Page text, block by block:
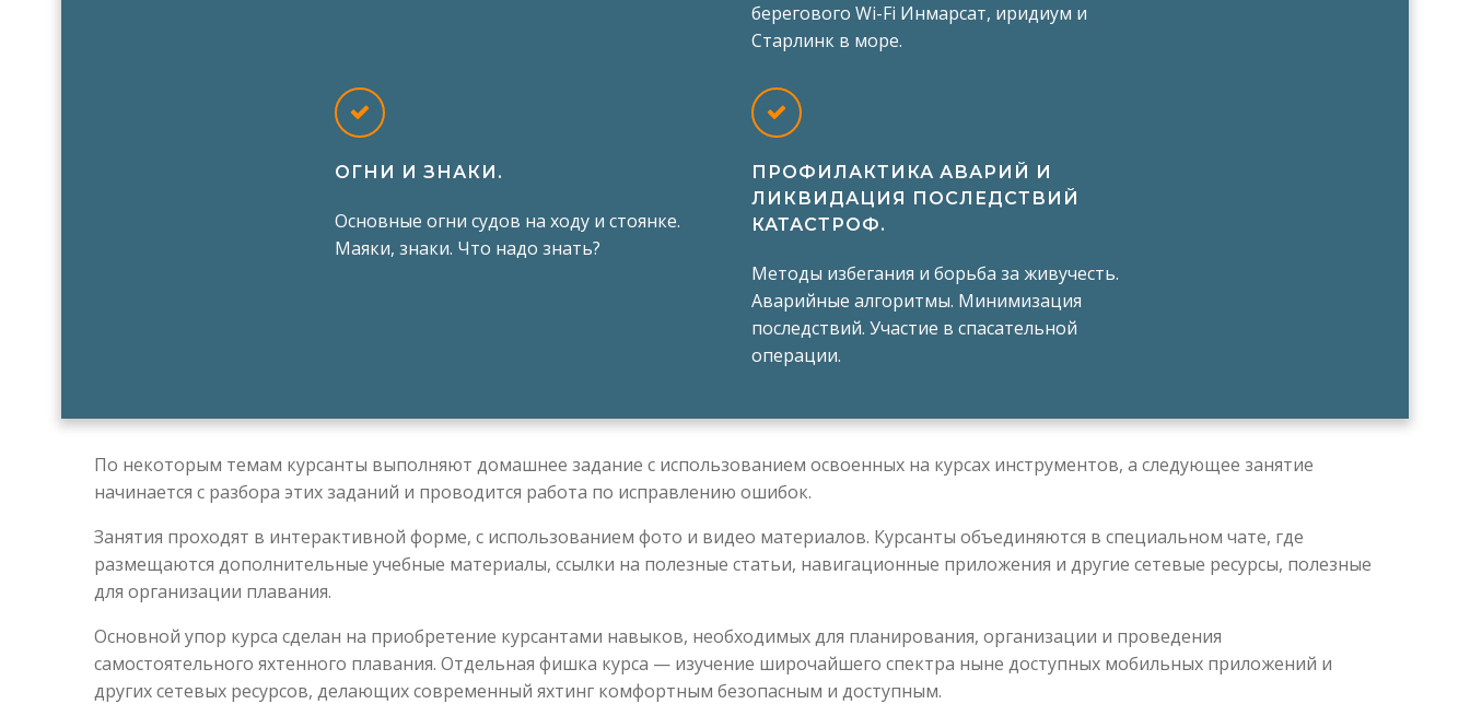
берегового Wi-Fi Инмарсат, иридиум и
Старлинк в море.
ОГНИ И ЗНАКИ.
Основные огни судов на ходу и стоянке.
Маяки, знаки. Что надо знать?
ПРОФИЛАКТИКА АВАРИЙ И
ЛИКВИДАЦИЯ ПОСЛЕДСТВИЙ
КАТАСТРОФ.
Методы избегания и борьба за живучесть.
Аварийные алгоритмы. Минимизация
последствий. Участие в спасательной
операции.
По некоторым темам курсанты выполняют домашнее задание с использованием освоенных на курсах инструментов, а следующее занятие
начинается с разбора этих заданий и проводится работа по исправлению ошибок.
Занятия проходят в интерактивной форме, с использованием фото и видео материалов. Курсанты объединяются в специальном чате, где
размещаются дополнительные учебные материалы, ссылки на полезные статьи, навигационные приложения и другие сетевые ресурсы, полезные
для организации плавания.
Основной упор курса сделан на приобретение курсантами навыков, необходимых для планирования, организации и проведения
самостоятельного яхтенного плавания. Отдельная фишка курса — изучение широчайшего спектра ныне доступных мобильных приложений и
других сетевых ресурсов, делающих современный яхтинг комфортным безопасным и доступным.